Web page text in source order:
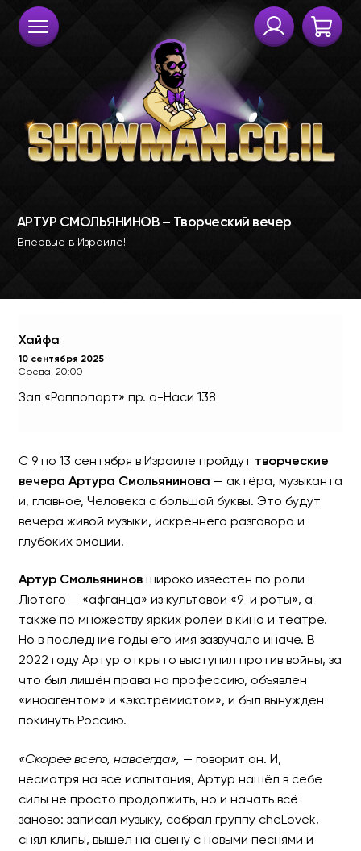
Впервые в Израиле!
Хайфа
10 сентября 2025
Среда, 20:00
Зал «Раппопорт» пр. а-Наси 138
С 9 по 13 сентября в Израиле пройдут творческие
вечера Артура Смольянинова — актёра, музыканта
и, главное, Человека с большой буквы. Это будут
вечера живой музыки, искреннего разговора и
глубоких эмоций.
Артур Смольяниновшироко известен по роли
Лютого — «афганца» из культовой «9-й роты», а
также по множеству ярких ролей в кино и театре.
Но в последние годы его имя зазвучало иначе. В
2022 году Артур открыто выступил против войны, за
что был лишён права на профессию, объявлен
«иноагентом» и «экстремистом», и был вынужден
покинуть Россию.
«Скорее всего, навсегда», — говорит он. И,
несмотря на все испытания, Артур нашёл в себе
силы не просто продолжить, но и начать всё
заново: записал музыку, собрал группу cheLovek,
снял клипы, вышел на сцену с новыми песнями и